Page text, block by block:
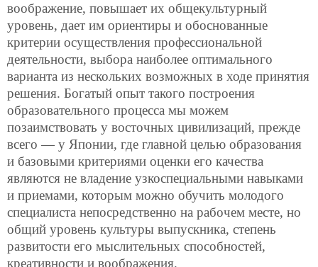
воображение, повышает их общекультурный
уровень, дает им ориентиры и обоснованные
критерии осуществления профессиональной
деятельности, выбора наиболее оптимального
варианта из нескольких возможных в ходе принятия
решения. Богатый опыт такого построения
образовательного процесса мы можем
позаимствовать у восточных цивилизаций, прежде
всего — у Японии, где главной целью образования
и базовыми критериями оценки его качества
являются не владение узкоспециальными навыками
и приемами, которым можно обучить молодого
специалиста непосредственно на рабочем месте, но
общий уровень культуры выпускника, степень
развитости его мыслительных способностей,
креативности и воображения.